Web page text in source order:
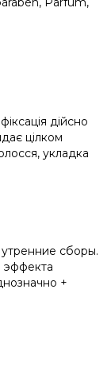
дійсно
цілком
укладка
сборы.
эффекта
+